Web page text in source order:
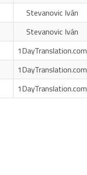
Stevanovic Iván
Stevanovic Iván
1DayTranslation.com
1DayTranslation.com
1DayTranslation.com